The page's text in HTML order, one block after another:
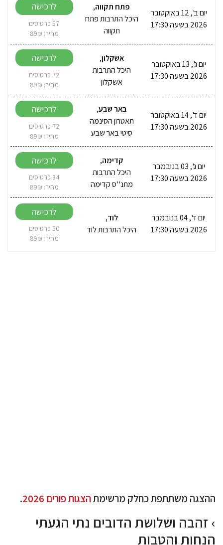
יום ב', 12 באוקטובר
2026 בשעה 17:30
פתח תקווה,
היכל התרבות פתח
תקווה
לרכישה
57 כרטיסים
מחיר: 89₪
יום ג', 13 באוקטובר
2026 בשעה 17:30
אשקלון,
היכל התרבות
אשקלון
לרכישה
72 כרטיסים
מחיר: 89₪
יום ד', 14 באוקטובר
2026 בשעה 17:30
באר שבע,
תאטרון הסינמה
סיטי באר שבע
לרכישה
72 כרטיסים
מחיר: 89₪
יום ג', 03 בנובמבר
2026 בשעה 17:30
קדימה,
היכל התרבות
מתנ''ס קדימה‏‎
לרכישה
34 כרטיסים
מחיר: 89₪
יום ד', 04 בנובמבר
2026 בשעה 17:30
לוד,
היכל התרבות לוֹד
לרכישה
50 כרטיסים
מחיר: 89₪
ההצגה משתתפת כחלק מרשימתהצגות פורים 2026 .
זהבה ושלושת הדובים נתי הגעתי
הנחות והטבות